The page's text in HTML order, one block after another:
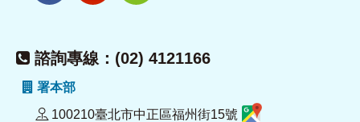
諮詢專線：(02) 4121166
署本部
100210臺北市中正區福州街15號